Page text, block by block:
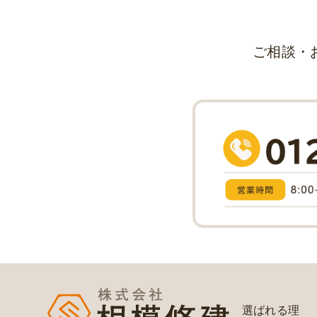
ご相談・
選ばれる理